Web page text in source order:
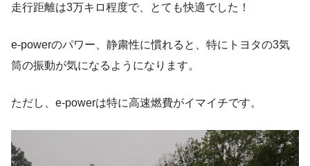
走行距離は3万キロ程度で、とても快適でした！
e-powerのパワー、静粛性に慣れると、特にトヨタの3気
筒の振動が気になるようになります。
ただし、e-powerは特に高速燃費がイマイチです。